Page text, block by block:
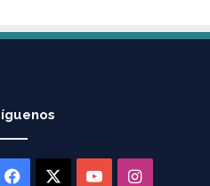
Facebook YouTubeInstagram